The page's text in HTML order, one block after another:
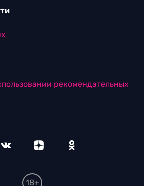
рекомендательных
18+